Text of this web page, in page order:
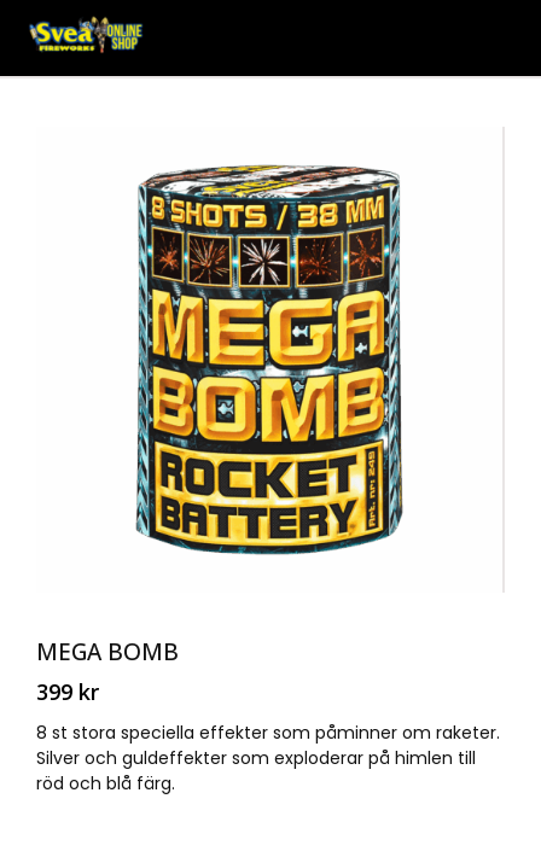
MEGA BOMB
399 kr
8 st stora speciella effekter som påminner om raketer.
Silver och guldeffekter som exploderar på himlen till
röd och blå färg.